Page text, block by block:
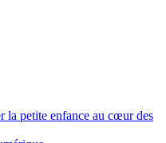
la petite enfance au cœur des